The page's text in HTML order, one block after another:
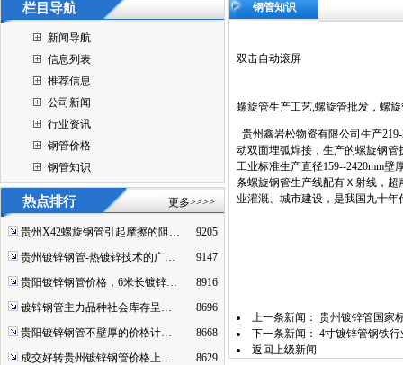
栏目导航
新闻导航
信息列表
推荐信息
公司新闻
行业资讯
钢管价格
钢管知识
热点排行 更多>>>>
贵州X42螺旋钢管引起摩擦的阻…
9205
贵州镀锌钢管-热镀锌技术的广…
9147
贵阳镀锌钢管价格，6米长镀锌…
8916
镀锌钢管主力品种社会库存呈…
8696
贵阳镀锌钢管不壁厚的价格计…
8668
成交好转贵州镀锌钢管价格上…
8629
钢管知识
双击自动滚屏
螺旋管生产工艺,螺旋管批发，螺
贵州鑫岩松物资有限公司生产
动双面埋弧焊接，生产的螺旋钢管
工业标准生产直径159--2420mm壁
条螺旋钢管生产线配有Ｘ射线，
业灌溉、城市建设，是我国九十
上一条新闻： 贵州镀锌管国家
下一条新闻： 4寸镀锌管钢铁
返回上级新闻